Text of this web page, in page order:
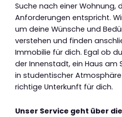
Suche nach einer Wohnung,
Anforderungen entspricht.
um deine Wünsche und
verstehen und finden
Immobilie für dich. Egal ob
der Innenstadt, ein Haus am
in studentischer
richtige Unterkunft für dich.
Unser Service geht über